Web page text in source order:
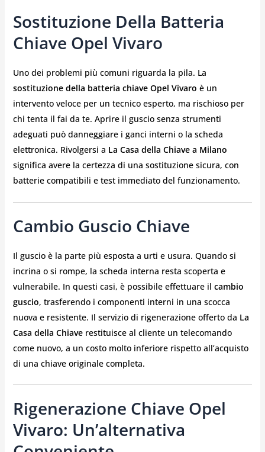
Sostituzione Della Batteria
Chiave Opel Vivaro
Uno dei problemi più comuni riguarda la pila. La
sostituzione della batteria chiave Opel Vivaro è un
intervento veloce per un tecnico esperto, ma rischioso per
chi tenta il fai da te. Aprire il guscio senza strumenti
adeguati può danneggiare i ganci interni o la scheda
elettronica. Rivolgersi a La Casa della Chiave a Milano
significa avere la certezza di una sostituzione sicura, con
batterie compatibili e test immediato del funzionamento.
Cambio Guscio Chiave
Il guscio è la parte più esposta a urti e usura. Quando si
incrina o si rompe, la scheda interna resta scoperta e
vulnerabile. In questi casi, è possibile effettuare il cambio
guscio, trasferendo i componenti interni in una scocca
nuova e resistente. Il servizio di rigenerazione offerto da La
Casa della Chiaverestituisce al cliente un telecomando
come nuovo, a un costo molto inferiore rispetto all’acquisto
di una chiave originale completa.
Rigenerazione Chiave Opel
Vivaro: Un’alternativa